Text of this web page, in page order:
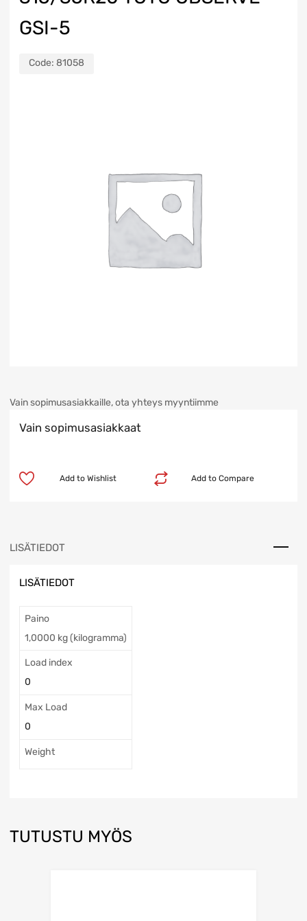
GSI-5
Code: 81058
Vain sopimusasiakkaille, ota yhteys myyntiimme
Vain sopimusasiakkaat
Add to Compare
Add to Wishlist
LISÄTIEDOT
LISÄTIEDOT
Paino
1,0000 kg (kilogramma)
Load index
0
Max Load
0
Weight
TUTUSTU MYÖS